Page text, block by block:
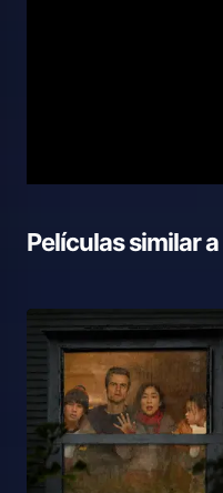
Películas similar a